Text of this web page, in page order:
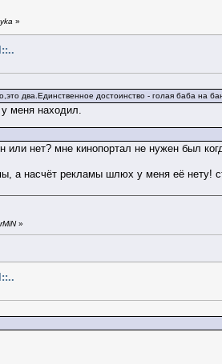
»
два.Единственное достоинство - голая баба на
меня находил.
или нет? мне кинопортал не нужен был
а насчёт рекламы шлюх у меня её нету!
»